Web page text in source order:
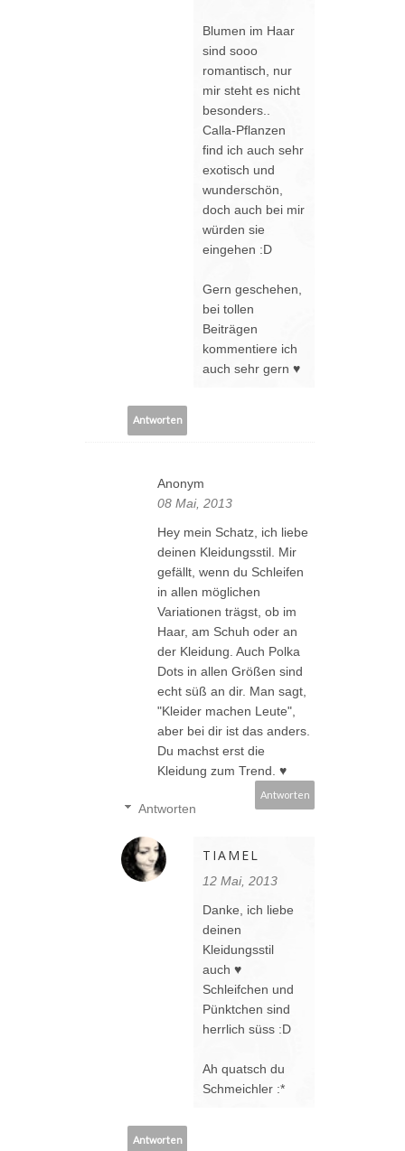
Blumen im Haar
sind sooo
romantisch, nur
mir steht es nicht
besonders..
Calla-Pflanzen
find ich auch sehr
exotisch und
wunderschön,
doch auch bei mir
würden sie
eingehen :D
Gern geschehen,
bei tollen
Beiträgen
kommentiere ich
auch sehr gern ♥
Antworten
Anonym
08 Mai, 2013
Hey mein Schatz, ich liebe
deinen Kleidungsstil. Mir
gefällt, wenn du Schleifen
in allen möglichen
Variationen trägst, ob im
Haar, am Schuh oder an
der Kleidung. Auch Polka
Dots in allen Größen sind
echt süß an dir. Man sagt,
"Kleider machen Leute",
aber bei dir ist das anders.
Du machst erst die
Kleidung zum Trend. ♥
Antworten
Antworten
TIAMEL
12 Mai, 2013
Danke, ich liebe
deinen
Kleidungsstil
auch ♥
Schleifchen und
Pünktchen sind
herrlich süss :D
Ah quatsch du
Schmeichler :*
Antworten